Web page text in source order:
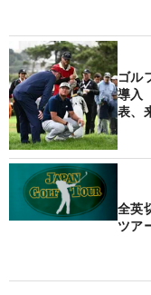
ゴル
導入
表、
全英
ツア